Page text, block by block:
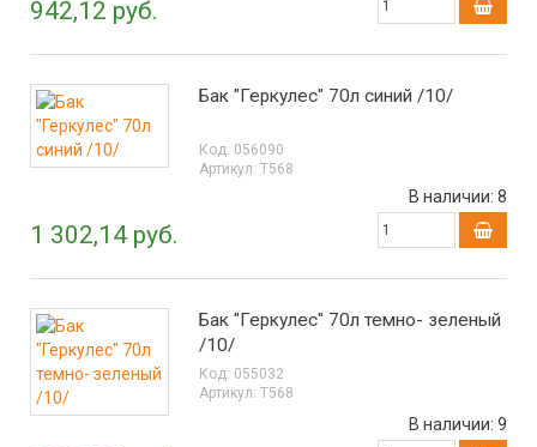
942,12 руб.
Бак "Геркулес" 70л синий /10/
Код: 056090
Артикул: Т568
1 302,14 руб.
В наличии: 8
Бак "Геркулес" 70л темно- зеленый
/10/
Код: 055032
Артикул: Т568
В наличии: 9